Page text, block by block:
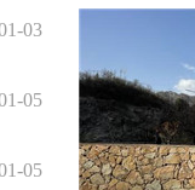
03
05
05